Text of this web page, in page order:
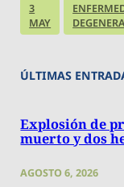
3
MAY
ÚLTIMAS
Explosión de
muerto y dos
AGOSTO 6, 2026